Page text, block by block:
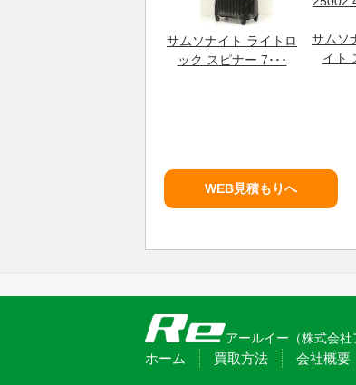
サムソナイト ライトロ
ック スピナー 7･･･
サムソ
イト
WEB見積もりへ
アールイー（株式会
ホーム 買取方法 会社概要